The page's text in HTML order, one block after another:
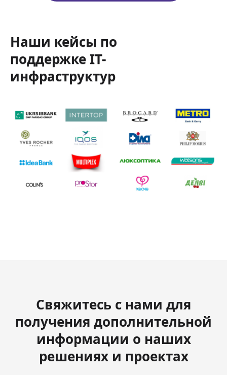
Наши кейсы по
поддержке IT-
инфраструктур
Свяжитесь с нами для
получения дополнительной
информации о наших
решениях и проектах